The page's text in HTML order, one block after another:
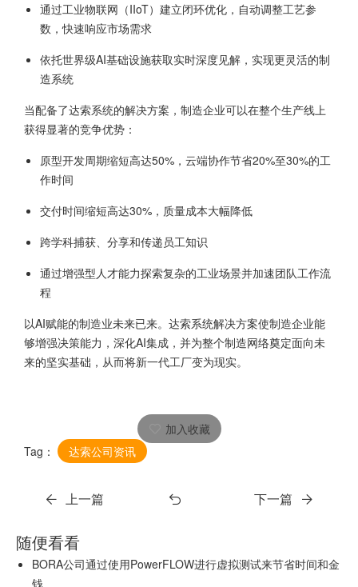
通过工业物联网（IIoT）建立闭环优化，自动调整工艺参
数，快速响应市场需求
依托世界级AI基础设施获取实时深度见解，实现更灵活的制
造系统
当配备了达索系统的解决方案，制造企业可以在整个生产线上
获得显著的竞争优势：
原型开发周期缩短高达50%，云端协作节省20%至30%的工
作时间
交付时间缩短高达30%，质量成本大幅降低
跨学科捕获、分享和传递员工知识
通过增强型人才能力探索复杂的工业场景并加速团队工作流
程
以AI赋能的制造业未来已来。达索系统解决方案使制造企业能
够增强决策能力，深化AI集成，并为整个制造网络奠定面向未
来的坚实基础，从而将新一代工厂变为现实。
加入收藏
Tag：
达索公司资讯
上一篇 下一篇
随便看看
BORA公司通过使用PowerFLOW进行虚拟测试来节省时间和金
钱